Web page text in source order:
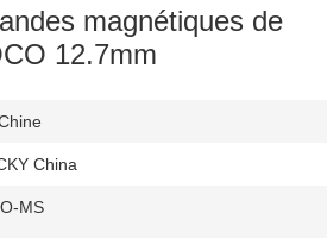
magnétiques de
12.7mm
China
MS